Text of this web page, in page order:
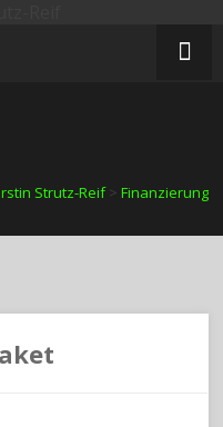
Strutz-Reif> Finanzierung